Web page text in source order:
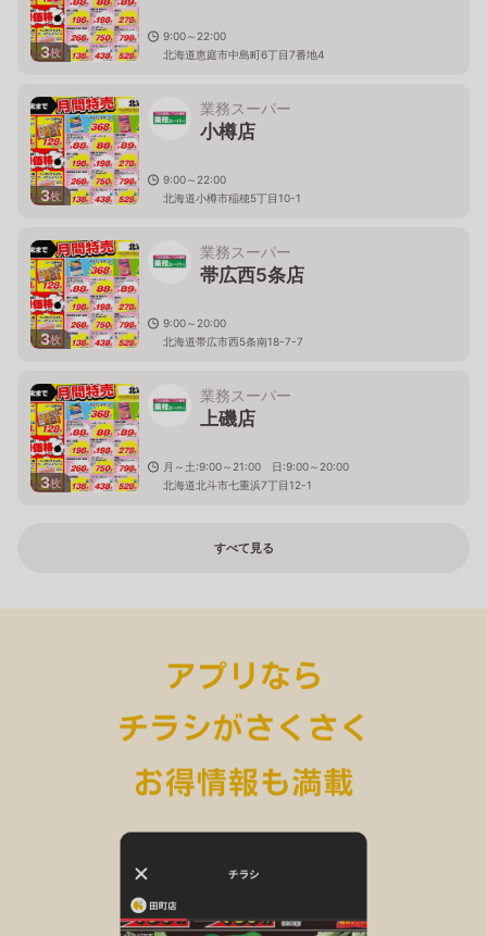
3枚
9:00～22:00
北海道恵庭市中島町6丁目7番地4
3枚
業務スーパー
小樽店
9:00～22:00
北海道小樽市稲穂5丁目10-1
3枚
業務スーパー
帯広西5条店
9:00～20:00
北海道帯広市西5条南18-7-7
3枚
業務スーパー
上磯店
月～土:9:00～21:00 日:9:00～20:00
北海道北斗市七重浜7丁目12-1
すべて見る